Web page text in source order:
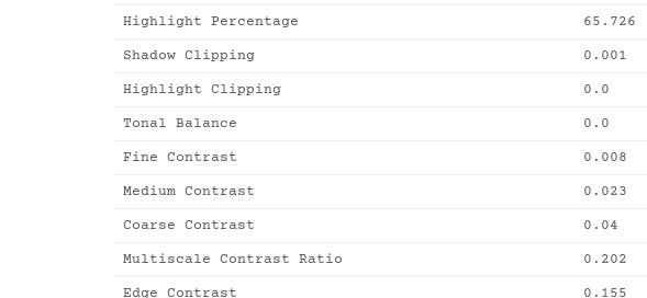
Highlight Percentage 65.726
Shadow Clipping 0.001
Highlight Clipping 0.0
Tonal Balance 0.0
Fine Contrast 0.008
Medium Contrast 0.023
Coarse Contrast 0.04
Multiscale Contrast Ratio 0.202
Edge Contrast 0.155